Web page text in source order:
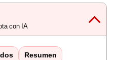
con IA
Resumen